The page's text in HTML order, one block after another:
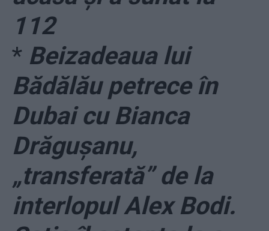
112
* Beizadeaua lui
Bădălău petrece în
Dubai cu Bianca
Drăgușanu,
„transferată” de la
interlopul Alex Bodi.